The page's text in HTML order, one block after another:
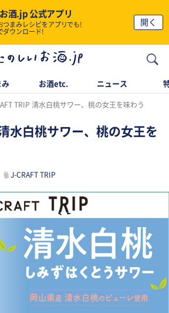
酒.jp 公式アプリ
つまみレシピをアプリでも!
ダウンロード!
開く
み お酒etc. ニュース
TRIP 清水白桃サワー、桃の女王を味わう
水白桃サワー、桃の女王を
J-CRAFT TRIP